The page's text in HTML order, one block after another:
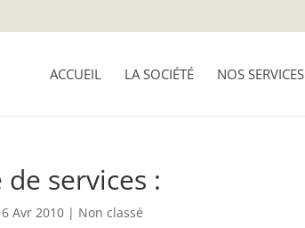
ACCUEIL LA SOCIÉTÉ NOS SERVICES
services :
Avr 2010| Non classé